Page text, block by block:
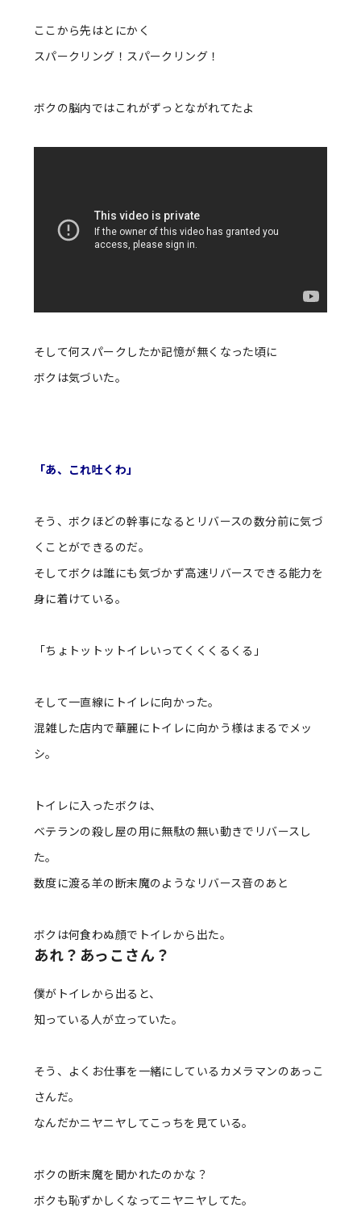
ここから先はとにかく
スパークリング！スパークリング！
ボクの脳内ではこれがずっとながれてたよ
そして何スパークしたか記憶が無くなった頃に
ボクは気づいた。
「あ、これ吐くわ」
そう、ボクほどの幹事になるとリバースの数分前に気づ
くことができるのだ。
そしてボクは誰にも気づかず高速リバースできる能力を
身に着けている。
「ちょトットットイレいってくくくるくる」
そして一直線にトイレに向かった。
混雑した店内で華麗にトイレに向かう様はまるでメッ
シ。
トイレに入ったボクは、
ベテランの殺し屋の用に無駄の無い動きでリバースし
た。
数度に渡る羊の断末魔のようなリバース音のあと
ボクは何食わぬ顔でトイレから出た。
あれ？あっこさん？
僕がトイレから出ると、
知っている人が立っていた。
そう、よくお仕事を一緒にしているカメラマンのあっこ
さんだ。
なんだかニヤニヤしてこっちを見ている。
ボクの断末魔を聞かれたのかな？
ボクも恥ずかしくなってニヤニヤしてた。